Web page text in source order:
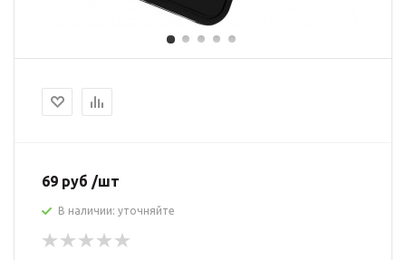
69 руб /шт
В наличии: уточняйте